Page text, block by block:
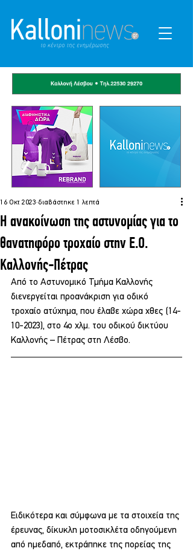
Η ανακοίνωση της αστυνομίας για το
θανατηφόρο τροχαίο στην Ε.Ο.
Καλλονής-Πέτρας
16 Οκτ 2023 διαβάστηκε 1 λεπτά
Από το Αστυνομικό Τμήμα Καλλονής
διενεργείται προανάκριση για οδικό
τροχαίο ατύχημα, που έλαβε χώρα χθες (14-
10-2023), στο 4ο χλμ. του οδικού δικτύου
Καλλονής – Πέτρας στη Λέσβο.
Ειδικότερα και σύμφωνα με τα στοιχεία της
έρευνας, δίκυκλη μοτοσικλέτα οδηγούμενη
από ημεδαπό, εκτράπηκε της πορείας της